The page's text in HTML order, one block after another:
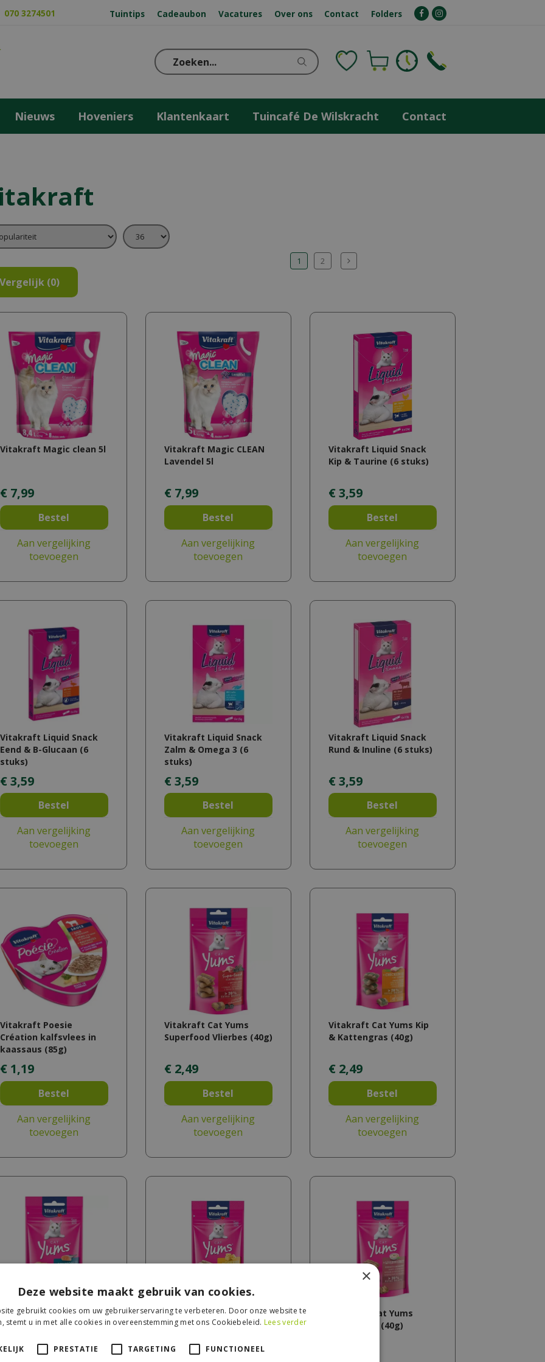
070 3274501 Tuintips Cadeaubon Vacatures Over ons Contact Folders
Nieuws Hoveniers Klantenkaart Tuincafé De Wilskracht Contact
Vergelijk (0)
1 2
Vitakraft Magic clean 5l
€ 7,99
Bestel
Aan vergelijking
toevoegen
Vitakraft Magic CLEAN
Lavendel 5l
€ 7,99
Bestel
Aan vergelijking
toevoegen
Vitakraft Liquid Snack
Kip & Taurine (6 stuks)
€3,59
Bestel
Aan vergelijking
toevoegen
Vitakraft Liquid Snack
Eend & B-Glucaan (6
stuks)
€3,59
Bestel
Aan vergelijking
toevoegen
Vitakraft Liquid Snack
Zalm & Omega 3 (6
stuks)
€3,59
Bestel
Aan vergelijking
toevoegen
Vitakraft Liquid Snack
Rund & Inuline (6 stuks)
€3,59
Bestel
Aan vergelijking
toevoegen
Vitakraft Poesie
Création kalfsvlees in
kaassaus (85g)
€ 1,19
Bestel
Aan vergelijking
toevoegen
Vitakraft Cat Yums
Superfood Vlierbes (40g)
€ 2,49
Bestel
Aan vergelijking
toevoegen
Vitakraft Cat Yums Kip
& Kattengras (40g)
€ 2,49
Bestel
Aan vergelijking
toevoegen
Vitakraft Cat Yums
Zalm (40g)
€ 2,49
Vitakraft Cat Yums Kaas
(40g)
€2 49
Vitakraft Cat Yums
Leverworst (40g)
×
Deze website maakt gebruik van cookies.
gebruikt cookies om uw gebruikerservaring te verbeteren. Door onze website te
stemt u in met alle cookies in overeenstemming met ons Cookiebeleid. Lees verder
PRESTATIE TARGETING FUNCTIONEEL